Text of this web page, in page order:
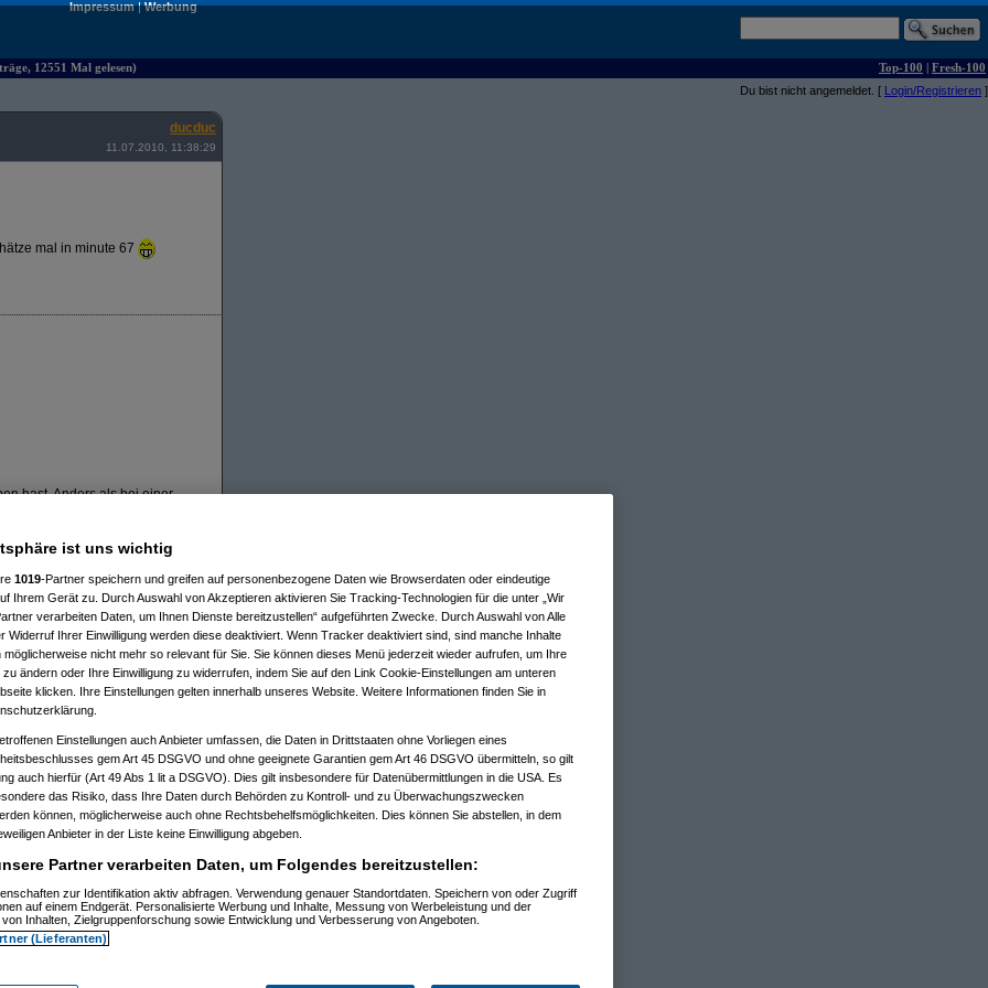
Impressum|Werbung
12551 Mal gelesen) Top-100 | Fresh-100
Du bist nicht angemeldet. [ Login/Registrieren ]
ducduc
11.07.2010, 11:38:29
mal in minute 67
hast. Anders als bei einer
11.07.2010, 13:52:15)
14:49:37)
am 11.07.2010, 15:13:28)
16:27:29)
07:40:59)
07:45:13)
ist uns wichtig
1019-Partner speichern und greifen auf personenbezogene Daten wie Browserdaten oder eindeutige
Ihrem Gerät zu. Durch Auswahl von Akzeptieren aktivieren Sie Tracking-Technologien für die unter „Wir
verarbeiten Daten, um Ihnen Dienste bereitzustellen“ aufgeführten Zwecke. Durch Auswahl von Alle
Widerruf Ihrer Einwilligung werden diese deaktiviert. Wenn Tracker deaktiviert sind, sind manche Inhalte
möglicherweise nicht mehr so relevant für Sie. Sie können dieses Menü jederzeit wieder aufrufen, um Ihre
zu ändern oder Ihre Einwilligung zu widerrufen, indem Sie auf den Link Cookie-Einstellungen am unteren
klicken. Ihre Einstellungen gelten innerhalb unseres Website. Weitere Informationen finden Sie in
Einstellungen auch Anbieter umfassen, die Daten in Drittstaaten ohne Vorliegen eines
gem Art 45 DSGVO und ohne geeignete Garantien gem Art 46 DSGVO übermitteln, so gilt
auch hierfür (Art 49 Abs 1 lit a DSGVO). Dies gilt insbesondere für Datenübermittlungen in die USA. Es
das Risiko, dass Ihre Daten durch Behörden zu Kontroll- und zu Überwachungszwecken
können, möglicherweise auch ohne Rechtsbehelfsmöglichkeiten. Dies können Sie abstellen, in dem
Anbieter in der Liste keine Einwilligung abgeben.
Partner verarbeiten Daten, um Folgendes bereitzustellen:
zur Identifikation aktiv abfragen. Verwendung genauer Standortdaten. Speichern von oder Zugriff
auf einem Endgerät. Personalisierte Werbung und Inhalte, Messung von Werbeleistung und der
Inhalten, Zielgruppenforschung sowie Entwicklung und Verbesserung von Angeboten.
(Lieferanten)